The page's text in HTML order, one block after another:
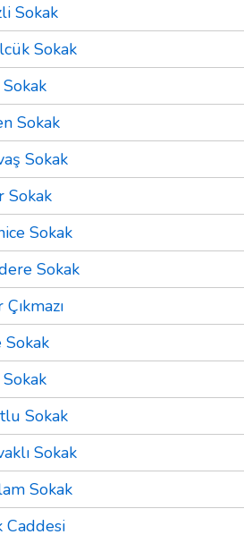
Sokak
Sokak
Sokak
Sokak
Sokak
Sokak
Sokak
Sokak
Sokak
Sokak
Sokak
Sokak
Caddesi